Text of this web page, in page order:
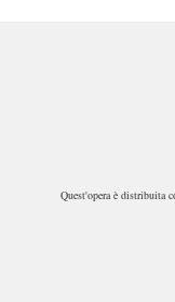
Quest'opera è distribuita